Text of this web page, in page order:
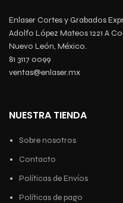
Enlaser Cortes y Grabados
Adolfo López Mateos 1221 A
Nuevo León, México.
81 3117 0099
ventas@enlaser.mx
NUESTRA TIENDA
Sobre nosotros
Contacto
Políticas de Envíos
Políticas de pago